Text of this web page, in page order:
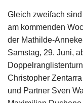
Gleich zweifach
am kommenden
der Mathilde-
Samstag, 29. Juni,
Christopher
und Partner Sven